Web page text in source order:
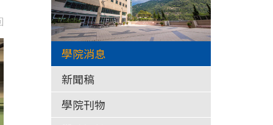
學院消息
新聞稿
學院刊物